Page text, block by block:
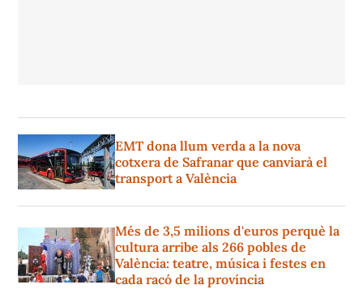
EMT dona llum verda a la nova
cotxera de Safranar que canviarà el
transport a València
Més de 3,5 milions d'euros perquè la
cultura arribe als 266 pobles de
València: teatre, música i festes en
cada racó de la província